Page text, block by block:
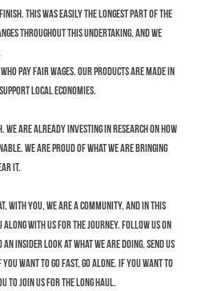
This was easily the longest part of the
throughout this undertaking, and we
pay fair wages. Our products are made in
local economies.
are already investing in research on how
We are proud of what we are bringing
it.
with you, we are a community, and in this
along with us for the journey. Follow us on
insider look at what we are doing, send us
you want to go fast, go alone. If you want to
to join us for the long haul.